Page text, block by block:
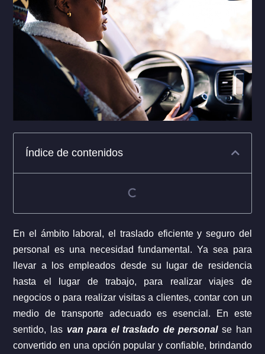
Índice de contenidos
En el ámbito laboral, el traslado eficiente y seguro del
personal es una necesidad fundamental. Ya sea para
llevar a los empleados desde su lugar de residencia
hasta el lugar de trabajo, para realizar viajes de
negocios o para realizar visitas a clientes, contar con un
medio de transporte adecuado es esencial. En este
sentido, las van para el traslado de personalse han
convertido en una opción popular y confiable, brindando